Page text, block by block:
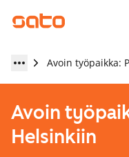
Avoin työpaikka:
Avoin
Helsinkiin